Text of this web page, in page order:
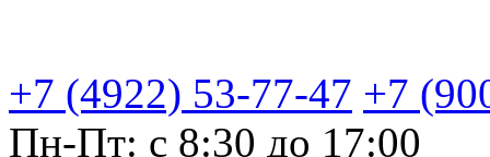
+7 (4922) 53-77-47 +7
Пн-Пт: с 8:30 до 17:00